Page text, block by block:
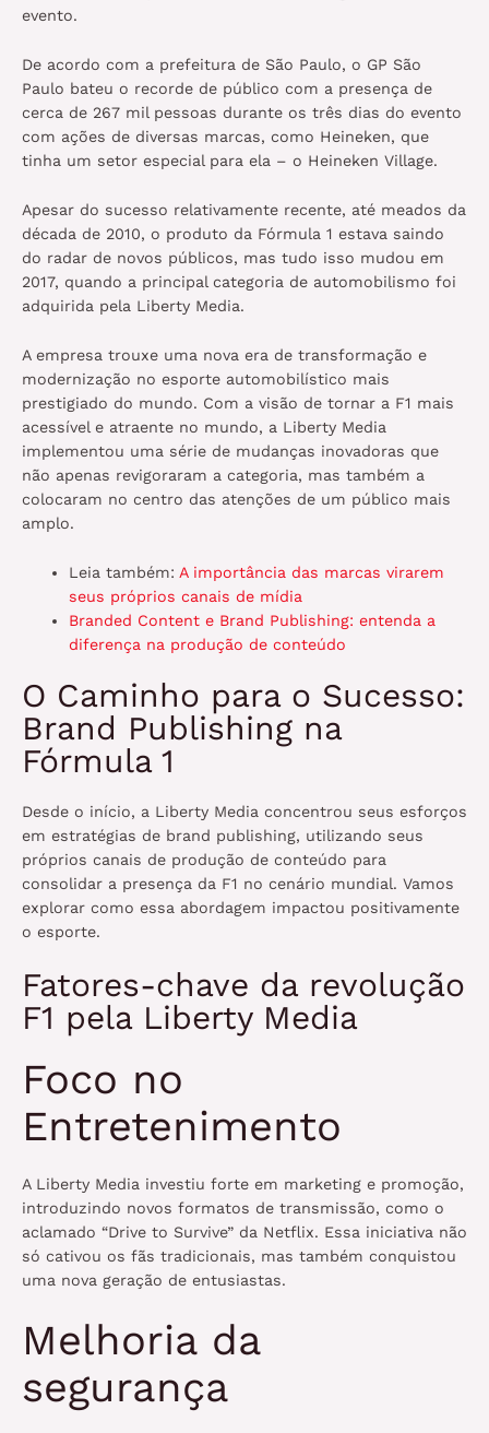
evento.
De acordo com a prefeitura de São Paulo, o GP São
Paulo bateu o recorde de público com a presença de
cerca de 267 mil pessoas durante os três dias do evento
com ações de diversas marcas, como Heineken, que
tinha um setor especial para ela – o Heineken Village.
Apesar do sucesso relativamente recente, até meados da
década de 2010, o produto da Fórmula 1 estava saindo
do radar de novos públicos, mas tudo isso mudou em
2017, quando a principal categoria de automobilismo foi
adquirida pela Liberty Media.
A empresa trouxe uma nova era de transformação e
modernização no esporte automobilístico mais
prestigiado do mundo. Com a visão de tornar a F1 mais
acessível e atraente no mundo, a Liberty Media
implementou uma série de mudanças inovadoras que
não apenas revigoraram a categoria, mas também a
colocaram no centro das atenções de um público mais
amplo.
Leia também: A importância das marcas virarem
seus próprios canais de mídia
Branded Content e Brand Publishing: entenda a
diferença na produção de conteúdo
O Caminho para o Sucesso:
Brand Publishing na
Fórmula 1
Desde o início, a Liberty Media concentrou seus esforços
em estratégias de brand publishing, utilizando seus
próprios canais de produção de conteúdo para
consolidar a presença da F1 no cenário mundial. Vamos
explorar como essa abordagem impactou positivamente
o esporte.
Fatores-chave da revolução
F1 pela Liberty Media
Foco no
Entretenimento
A Liberty Media investiu forte em marketing e promoção,
introduzindo novos formatos de transmissão, como o
aclamado “Drive to Survive” da Netflix. Essa iniciativa não
só cativou os fãs tradicionais, mas também conquistou
uma nova geração de entusiastas.
Melhoria da
segurança